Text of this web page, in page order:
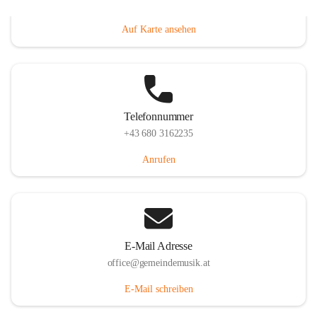
Auf Karte ansehen
Telefonnummer
+43 680 3162235
Anrufen
E-Mail Adresse
office@gemeindemusik.at
E-Mail schreiben